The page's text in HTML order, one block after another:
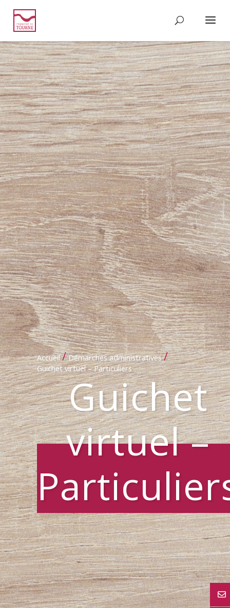
Accueil / Démarches administratives /
Guichet virtuel – Particuliers
Guichet
virtuel –